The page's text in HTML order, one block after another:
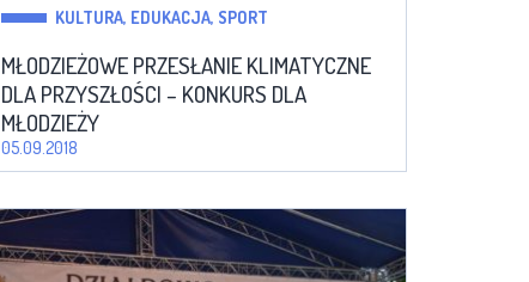
KULTURA, EDUKACJA, SPORT
MŁODZIEŻOWE PRZESŁANIE KLIMATYCZNE
DLA PRZYSZŁOŚCI – KONKURS DLA
MŁODZIEŻY
05.09.2018